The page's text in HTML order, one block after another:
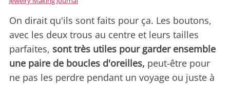
On dirait qu'ils sont faits pour ça. Les boutons,
avec les deux trous au centre et leurs tailles
parfaites, sont très utiles pour garder ensemble
une paire de boucles d'oreilles, peut-être pour
ne pas les perdre pendant un voyage ou juste à